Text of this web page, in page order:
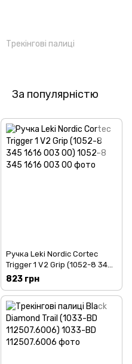
Трекінгові палиці
За популярністю
Ручка Leki Nordic Cortec
Trigger 1 V2 Grip (1052-8 345
1616 003 00)
823 грн